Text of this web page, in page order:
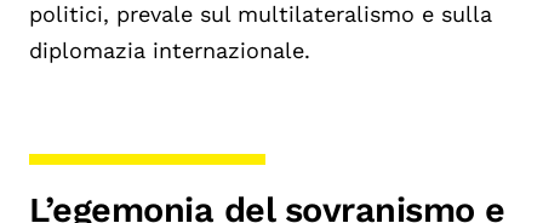
politici, prevale sul multilateralismo e sulla
diplomazia internazionale.
L’egemonia del sovranismo e